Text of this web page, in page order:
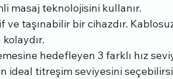
masaj teknolojisini kullanır.
ve taşınabilir bir cihazdır.
hedefleyen 3 farklı hız
ideal titreşim seviyesini